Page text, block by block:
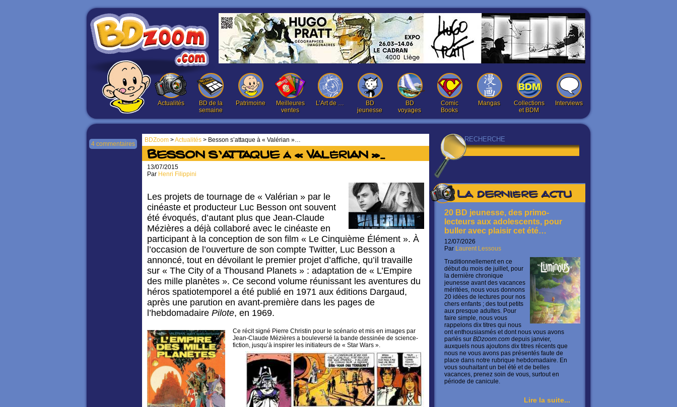
Actualités
BD de la
semaine
Patrimoine
Meilleures
ventes
L’Art de …
BD
jeunesse
BD
voyages
Comic
Books
Mangas
Collections
et BDM
Interviews
La dernière actu
20 BD jeunesse, des primo-
lecteurs aux adolescents, pour
buller avec plaisir cet été…
12/07/2026
Par Laurent Lessous
Traditionnellement en ce
début du mois de juillet, pour
la dernière chronique
jeunesse avant des vacances
méritées, nous vous donnons
20 idées de lectures pour nos
chers enfants ; des tout petits
aux presque adultes. Pour
faire simple, nous vous
rappelons dix titres qui nous
ont enthousiasmés et dont nous vous avons
parlés sur BDzoom.com depuis janvier,
auxquels nous ajoutons dix titres récents que
nous ne vous avons pas présentés faute de
place dans notre rubrique hebdomadaire. En
vous souhaitant un bel été et de belles
vacances, prenez soin de vous, surtout en
période de canicule.
Lire la suite...
BDZoom >Actualités > Besson s’attaque à « Valérian »…
4 commentaires
Besson s’attaque à « Valérian »…
13/07/2015
Par Henri Filippini
Les projets de tournage de « Valérian » par le
cinéaste et producteur Luc Besson ont souvent
été évoqués, d’autant plus que Jean-Claude
Mézières a déjà collaboré avec le cinéaste en
participant à la conception de son film « Le Cinquième Élément ». À
l’occasion de l’ouverture de son compte Twitter, Luc Besson a
annoncé, tout en dévoilant le premier projet d’affiche, qu’il travaille
sur « The City of a Thousand Planets » : adaptation de « L’Empire
des mille planètes ». Ce second volume réunissant les aventures du
héros spatiotemporel a été publié en 1971 aux éditions Dargaud,
après une parution en avant-première dans les pages de
l’hebdomadaire Pilote, en 1969.
Ce récit signé Pierre Christin pour le scénario et mis en images par
Jean-Claude Mézières a bouleversé la bande dessinée de science-
fiction, jusqu’à inspirer les initiateurs de « Star Wars ».